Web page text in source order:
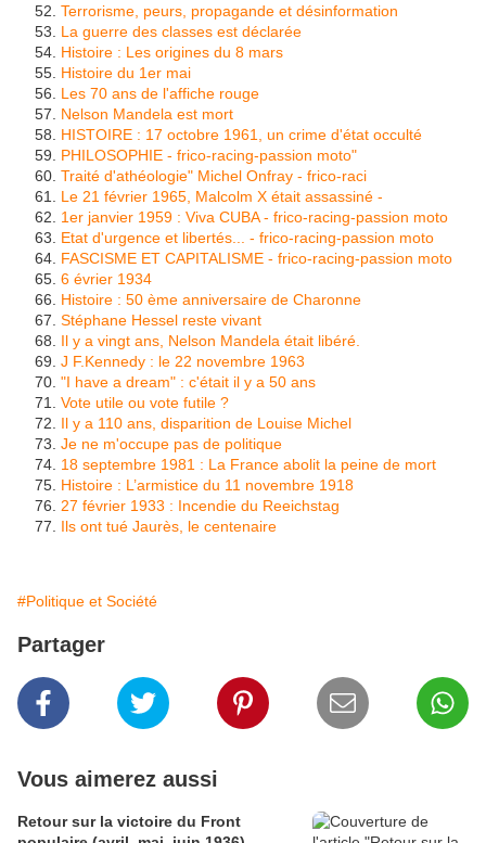
Terrorisme, peurs, propagande et désinformation
La guerre des classes est déclarée
Histoire : Les origines du 8 mars
Histoire du 1er mai
Les 70 ans de l'affiche rouge
Nelson Mandela est mort
HISTOIRE : 17 octobre 1961, un crime d'état occulté
PHILOSOPHIE - frico-racing-passion moto"
Traité d'athéologie" Michel Onfray - frico-raci
Le 21 février 1965, Malcolm X était assassiné -
1er janvier 1959 : Viva CUBA - frico-racing-passion moto
Etat d'urgence et libertés... - frico-racing-passion moto
FASCISME ET CAPITALISME - frico-racing-passion moto
6 évrier 1934
Histoire : 50 ème anniversaire de Charonne
Stéphane Hessel reste vivant
Il y a vingt ans, Nelson Mandela était libéré.
J F.Kennedy : le 22 novembre 1963
"I have a dream" : c'était il y a 50 ans
Vote utile ou vote futile ?
Il y a 110 ans, disparition de Louise Michel
Je ne m'occupe pas de politique
18 septembre 1981 : La France abolit la peine de mort
Histoire : L’armistice du 11 novembre 1918
27 février 1933 : Incendie du Reeichstag
Ils ont tué Jaurès, le centenaire
#Politique et Société
Partager
Vous aimerez aussi
Retour sur la victoire du Front